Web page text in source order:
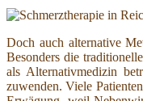
Doch auch alternative
Besonders die
als Alternativmedizin
zuwenden. Viele